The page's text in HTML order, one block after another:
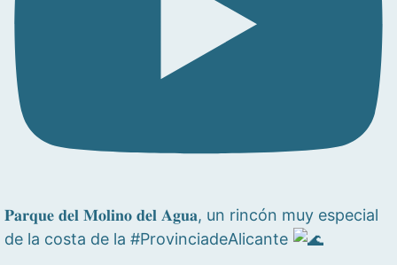
𝐏𝐚𝐫𝐪𝐮𝐞 𝐝𝐞𝐥 𝐌𝐨𝐥𝐢𝐧𝐨 𝐝𝐞𝐥 𝐀𝐠𝐮𝐚, un rincón muy especial
de la costa de la #ProvinciadeAlicante